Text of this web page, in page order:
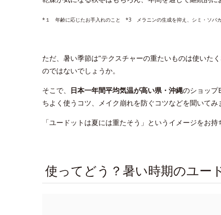
*１ 年齢に応じたお手入れのこと *3 メラニンの生成を抑え、シミ・ソバ
ただ、暑い季節は”テクスチャーの重たいものは使いた
のではないでしょうか。
そこで、 日本一年間平均気温が高い県・沖縄のショップ
ちよく使うコツ、メイク崩れを防ぐコツなどを聞いてみ
「ユードットは夏には重たそう」というイメージをお
使ってどう？暑い時期のユー